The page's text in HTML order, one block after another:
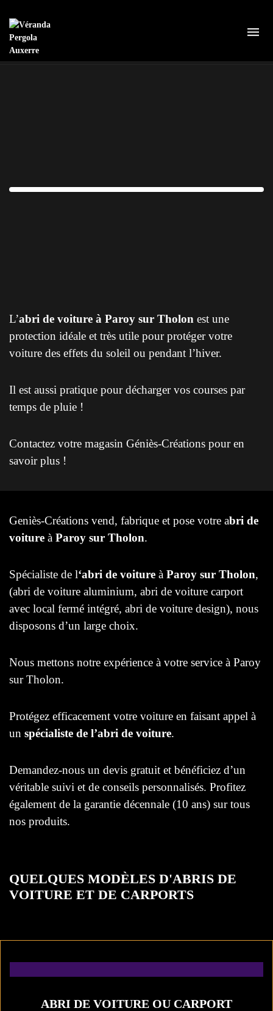
L’abri de voiture à Paroy sur Tholon est une
protection idéale et très utile pour protéger votre
voiture des effets du soleil ou pendant l’hiver.
Il est aussi pratique pour décharger vos courses par
temps de pluie !
Contactez votre magasin Géniès-Créations pour en
savoir plus !
Geniès-Créations vend, fabrique et pose votre abri de
voiture à Paroy sur Tholon.
Spécialiste de l‘abri de voiture à Paroy sur Tholon,
(abri de voiture aluminium, abri de voiture carport
avec local fermé intégré, abri de voiture design), nous
disposons d’un large choix.
Nous mettons notre expérience à votre service à Paroy
sur Tholon.
Protégez efficacement votre voiture en faisant appel à
un spécialiste de l’abri de voiture.
Demandez-nous un devis gratuit et bénéficiez d’un
véritable suivi et de conseils personnalisés. Profitez
également de la garantie décennale (10 ans) sur tous
nos produits.
QUELQUES MODÈLES D'ABRIS DE
VOITURE ET DE CARPORTS
ABRI DE VOITURE OU CARPORT